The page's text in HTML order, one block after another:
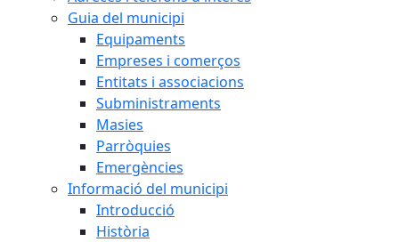
Guia del municipi
Equipaments
Empreses i comerços
Entitats i associacions
Subministraments
Masies
Parròquies
Emergències
Informació del municipi
Introducció
Història